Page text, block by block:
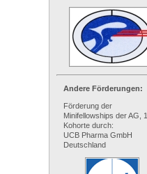
Andere Förderungen:
Förderung der
Minifellowships der AG, 1.
Kohorte durch:
UCB Pharma GmbH
Deutschland